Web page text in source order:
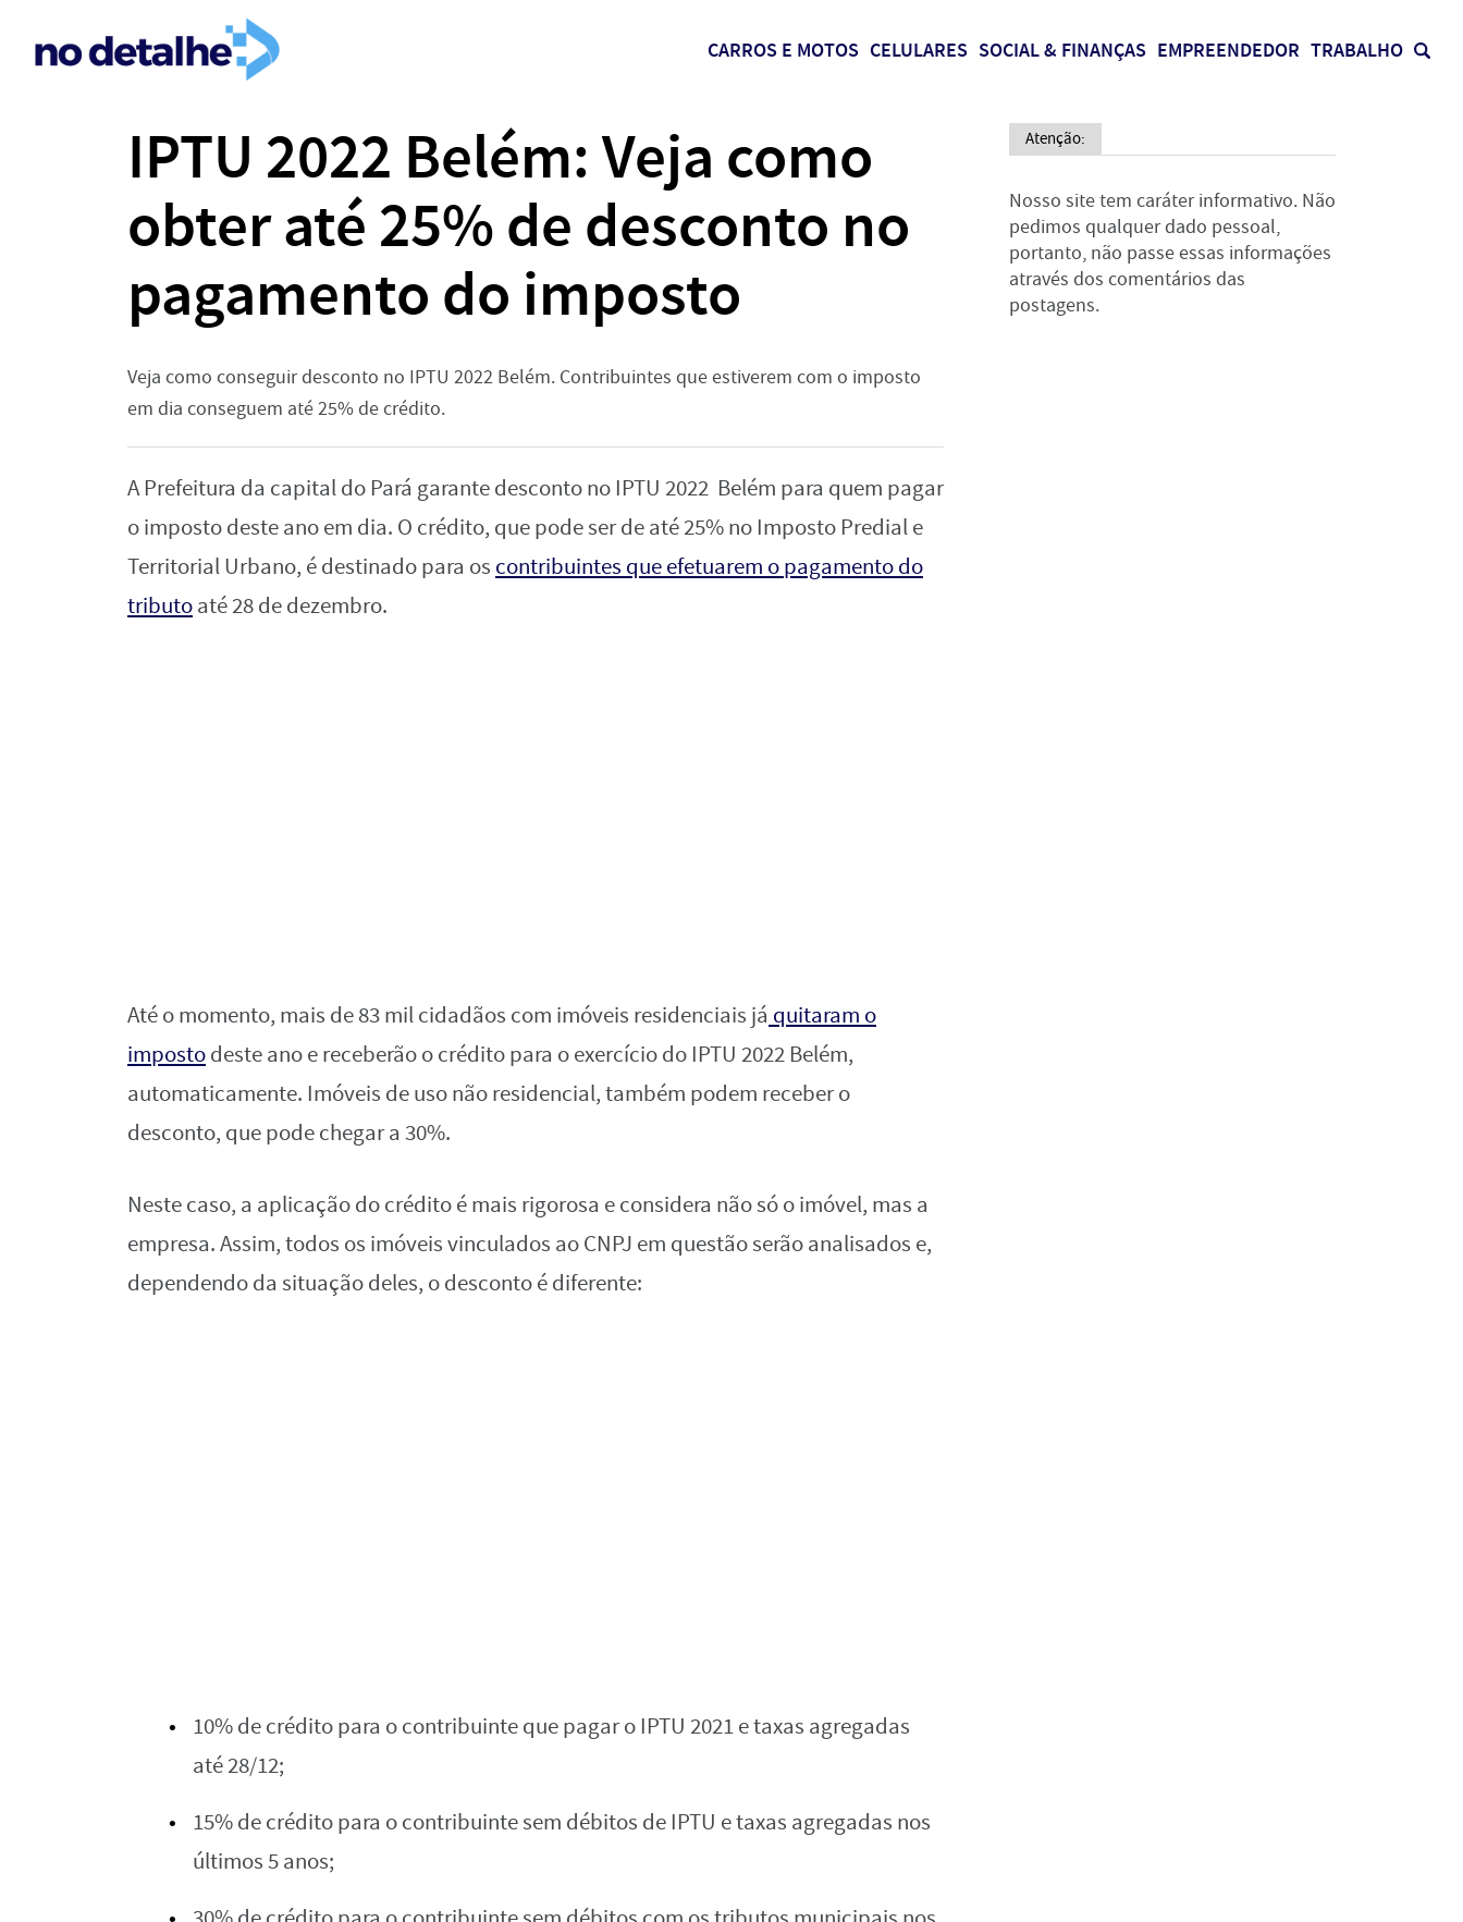
CARROS E MOTOS CELULARES SOCIAL & FINANÇAS EMPREENDEDOR TRABALHO
IPTU 2022 Belém: Veja como
obter até 25% de desconto no
pagamento do imposto
Veja como conseguir desconto no IPTU 2022 Belém. Contribuintes que estiverem com o imposto
em dia conseguem até 25% de crédito.
A Prefeitura da capital do Pará garante desconto no IPTU 2022 Belém para quem pagar
o imposto deste ano em dia. O crédito, que pode ser de até 25% no Imposto Predial e
Territorial Urbano, é destinado para os contribuintes que efetuarem o pagamento do
tributoaté 28 de dezembro.
Até o momento, mais de 83 mil cidadãos com imóveis residenciais já quitaram o
impostodeste ano e receberão o crédito para o exercício do IPTU 2022 Belém,
automaticamente. Imóveis de uso não residencial, também podem receber o
desconto, que pode chegar a 30%.
Neste caso, a aplicação do crédito é mais rigorosa e considera não só o imóvel, mas a
empresa. Assim, todos os imóveis vinculados ao CNPJ em questão serão analisados e,
dependendo da situação deles, o desconto é diferente:
10% de crédito para o contribuinte que pagar o IPTU 2021 e taxas agregadas
até 28/12;
15% de crédito para o contribuinte sem débitos de IPTU e taxas agregadas nos
últimos 5 anos;
Atenção:
Nosso site tem caráter informativo. Não
pedimos qualquer dado pessoal,
portanto, não passe essas informações
através dos comentários das
postagens.